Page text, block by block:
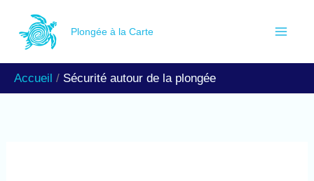
contenu
Plongée à la Carte
Accueil Sécurité autour de la plongée
e
h